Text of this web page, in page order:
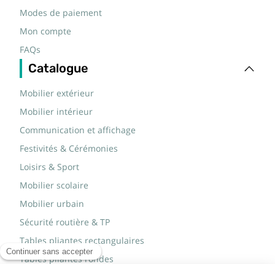
Modes de paiement
Mon compte
FAQs
Catalogue
Mobilier extérieur
Mobilier intérieur
Communication et affichage
Festivités & Cérémonies
Loisirs & Sport
Mobilier scolaire
Mobilier urbain
Sécurité routière & TP
Tables pliantes rectangulaires
Tables pliantes rondes